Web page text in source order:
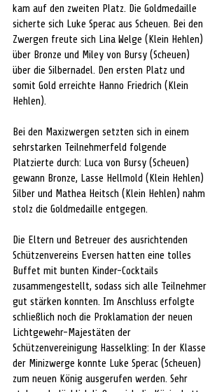
kam auf den zweiten Platz. Die Goldmedaille
sicherte sich Luke Sperac aus Scheuen. Bei den
Zwergen freute sich Lina Welge (Klein Hehlen)
über Bronze und Miley von Bursy (Scheuen)
über die Silbernadel. Den ersten Platz und
somit Gold erreichte Hanno Friedrich (Klein
Hehlen).
Bei den Maxizwergen setzten sich in einem
sehrstarken Teilnehmerfeld folgende
Platzierte durch: Luca von Bursy (Scheuen)
gewann Bronze, Lasse Hellmold (Klein Hehlen)
Silber und Mathea Heitsch (Klein Hehlen) nahm
stolz die Goldmedaille entgegen.
Die Eltern und Betreuer des ausrichtenden
Schützenvereins Eversen hatten eine tolles
Buffet mit bunten Kinder-Cocktails
zusammengestellt, sodass sich alle Teilnehmer
gut stärken konnten. Im Anschluss erfolgte
schließlich noch die Proklamation der neuen
Lichtgewehr-Majestäten der
Schützenvereinigung Hasselkling: In der Klasse
der Minizwerge konnte Luke Sperac (Scheuen)
zum neuen König ausgerufen werden. Sehr